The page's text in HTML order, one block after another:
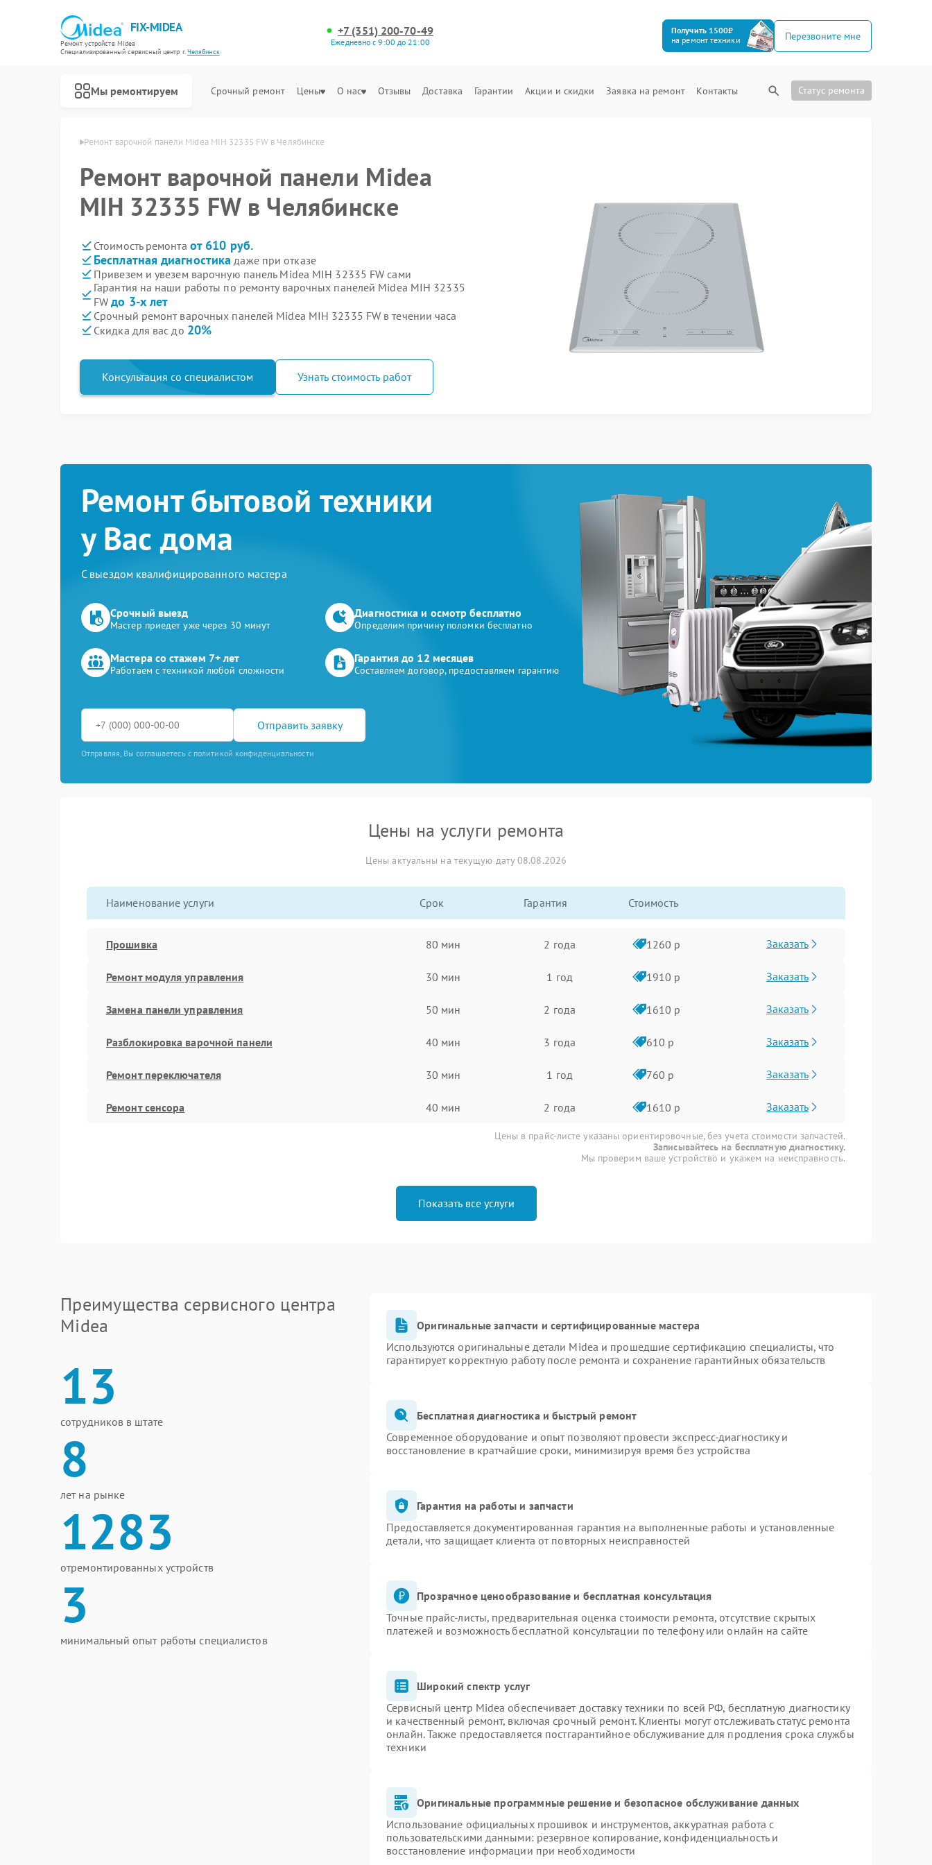
FIX-MIDEA
Ремонт устройств Midea
Специализированный cервисный центр г.Челябинск
+7 (351) 200-70-49
Ежедневно с 9:00 до 21:00
Получить 1500₽
на ремонт техники
Перезвоните мне
Мы ремонтируем Срочный ремонт Цены О нас Отзывы Доставка Гарантии Акции и скидки Заявка на ремонт Контакты Статус ремонта
Ремонт варочной панели Midea MIH 32335 FW в Челябинске
Ремонт варочной панели Midea
MIH 32335 FW в Челябинске
Стоимость ремонта от 610 руб.
Бесплатная диагностика даже при отказе
Привезем и увезем варочную панель Midea MIH 32335 FW сами
Гарантия на наши работы по ремонту варочных панелей Midea MIH 32335
FWдо 3-х лет
Срочный ремонт варочных панелей Midea MIH 32335 FW в течении часа
Скидка для вас до 20%
Консультация со специалистом Узнать стоимость работ
Ремонт бытовой техники
у Вас дома
С выездом квалифицированного мастера
Срочный выезд
Мастер приедет уже через 30 минут
Диагностика и осмотр бесплатно
Определим причину поломки бесплатно
Мастера со стажем 7+ лет
Работаем с техникой любой сложности
Гарантия до 12 месяцев
Составляем договор, предоставляем гарантию
Отправить заявку
Отправляя, Вы соглашаетесь с политикой конфиденциальности
Цены на услуги ремонта
Цены актуальны на текущую дату 08.08.2026
Наименование услуги Срок Гарантия Стоимость
Прошивка 80 мин 2 года 1260 р Заказать
Ремонт модуля управления 30 мин 1 год 1910 р Заказать
Замена панели управления 50 мин 2 года 1610 р Заказать
Разблокировка варочной панели 40 мин 3 года 610 р Заказать
Ремонт переключателя 30 мин 1 год 760 р Заказать
Ремонт сенсора 40 мин 2 года 1610 р Заказать
Цены в прайс-листе указаны ориентировочные, без учета стоимости запчастей.
Записывайтесь на бесплатную диагностику.
Мы проверим ваше устройство и укажем на неисправность.
Показать все услуги
Преимущества сервисного центра
Midea
13
сотрудников в штате
8
лет на рынке
1283
отремонтированных устройств
3
минимальный опыт работы специалистов
Оригинальные запчасти и сертифицированные мастера
Используются оригинальные детали Midea и прошедшие сертификацию специалисты, что
гарантирует корректную работу после ремонта и сохранение гарантийных обязательств
Бесплатная диагностика и быстрый ремонт
Современное оборудование и опыт позволяют провести экспресс-диагностику и
восстановление в кратчайшие сроки, минимизируя время без устройства
Гарантия на работы и запчасти
Предоставляется документированная гарантия на выполненные работы и установленные
детали, что защищает клиента от повторных неисправностей
Прозрачное ценообразование и бесплатная консультация
Точные прайс-листы, предварительная оценка стоимости ремонта, отсутствие скрытых
платежей и возможность бесплатной консультации по телефону или онлайн на сайте
Широкий спектр услуг
Сервисный центр Midea обеспечивает доставку техники по всей РФ, бесплатную диагностику
и качественный ремонт, включая срочный ремонт. Клиенты могут отслеживать статус ремонта
онлайн. Также предоставляется постгарантийное обслуживание для продления срока службы
техники
Оригинальные программные решение и безопасное обслуживание данных
Использование официальных прошивок и инструментов, аккуратная работа с
пользовательскими данными: резервное копирование, конфиденциальность и
восстановление информации при необходимости